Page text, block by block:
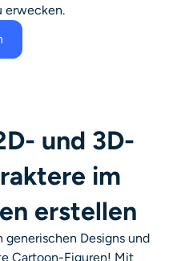
erwecken.
und 3D-
im
erstellen
generischen Designs und
Cartoon-Figuren! Mit